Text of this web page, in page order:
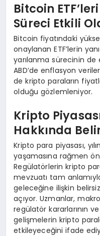
Bitcoin
Süreci Etkili
Bitcoin fiyatındaki
onaylanan ETF’lerin
yarılanma sürecinin de
ABD’de enflasyon
de kripto paraların
olduğu gözlemleniyor.
Kripto
Hakkında
Kripto para piyasası,
yaşamasına rağmen
Regülatörlerin kripto
mevzuatı tam
geleceğine ilişkin
açıyor. Uzmanlar,
regülatör kararlarının
gelişmelerin kripto
etkileyeceğini ifade